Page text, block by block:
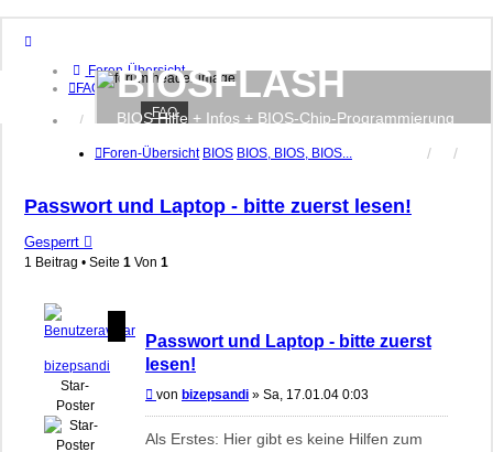
Foren-Übersicht
FAQ
Anmelden
BIOSFLASH
BIOS Hilfe + Infos + BIOS-Chip-Programmierung
FAQ
Foren-Übersicht BIOS BIOS, BIOS, BIOS...
Passwort und Laptop - bitte zuerst lesen!
Gesperrt
1 Beitrag • Seite 1 Von 1
bizepsandi
Star-
Poster
Passwort und Laptop - bitte zuerst
lesen!
Beitrag
von bizepsandi » Sa, 17.01.04 0:03
Als Erstes: Hier gibt es keine Hilfen zum